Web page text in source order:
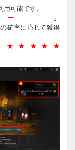
可能です。
」
確率に応じて獲得
★★★★★